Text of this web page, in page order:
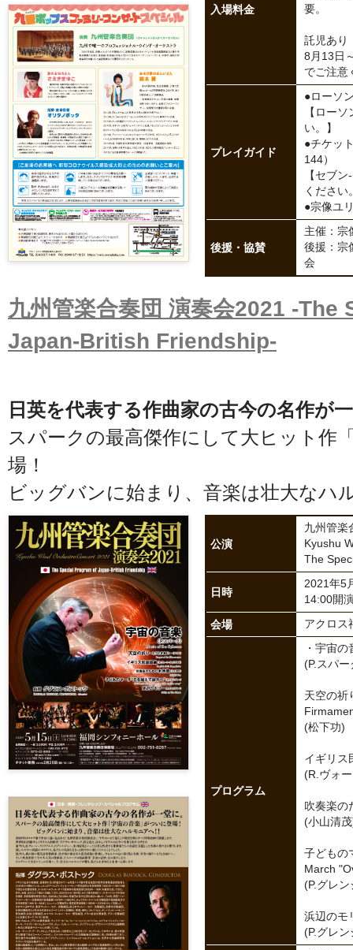
入場料金
要。
託児あり
8月13日
でご注意
プレイガイド
●ローソ
【ロー
い。】
●チケッ
144）
【セブ
ください
●宗像ユ
後援・協賛
主催：宗
後援：宗
会
九州管楽合奏団 演奏会2021 -
Japan-British Friendship-
日英を代表する作曲家の古今の名作が
スパークの最高傑作にして大ヒット作
場！
ビッグバンに始まり、音楽は壮大なハ
公演
九州管楽
Kyushu
The
日時
2021年5
14:00開
会場 アクロ
プログラム
・宇宙
(P.スパー
天空の祈
(松下功)
イギリス
(R.ヴォ
吹奏楽の
(小山清
子どもの
March
(P.グレ
浜辺のモ
(P.グレ